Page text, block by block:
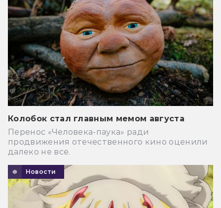
Колобок стал главным мемом августа
Перенос «Человека-паука» ради
продвижения отечественного кино оценили
далеко не все.
Новости